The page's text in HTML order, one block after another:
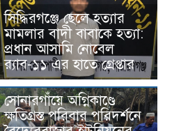
সিদ্ধিরগঞ্জে ছেলে হত্যার
মামলার বাদী বাবাকে হত্যা:
প্রধান আসামি নোবেল
র‍্যাব-১১ এর হাতে গ্রেপ্তার
সোনারগাঁয়ে অগ্নিকাণ্ডে
ক্ষতিগ্রস্ত পরিবার পরিদর্শনে